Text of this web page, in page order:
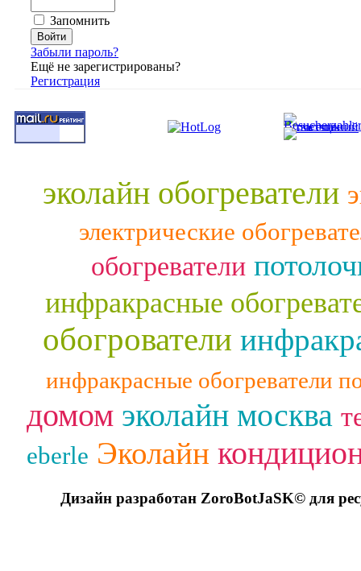
Запомнить
Забыли пароль?
Ещё не зарегистрированы?
Регистрация
эколайн обогреватели
электрические
обогреватели
инфракрасные
обогрователи
инфракрасные обогреватели
домом эколайн москва
eberle Эколайн
Дизайн разработан ZoroBotJaSK© для